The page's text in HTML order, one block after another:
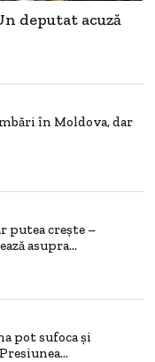
deputat acuză
în Moldova, dar
putea crește –
asupra...
pot sufoca și